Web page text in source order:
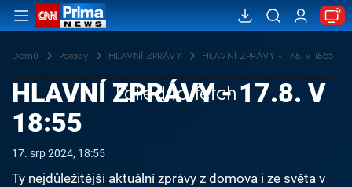
Domů Pořady HLAVNÍ ZPRÁVY HLAVNÍ ZPRÁVY - 17.8. v 18:55
Failed to fetch
HLAVNÍ ZPRÁVY - 17.8. V
18:55
17. srp 2024, 18:55
Ty nejdůležitější aktuální zprávy z domova i ze světa v